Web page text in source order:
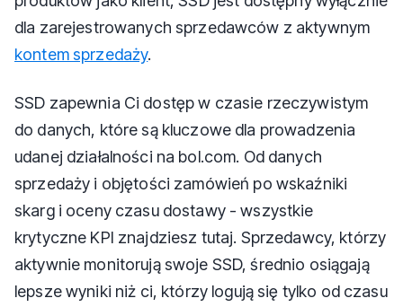
dla zarejestrowanych sprzedawców z aktywnym
kontem sprzedaży.
SSD zapewnia Ci dostęp w czasie rzeczywistym
do danych, które są kluczowe dla prowadzenia
udanej działalności na bol.com. Od danych
sprzedaży i objętości zamówień po wskaźniki
skarg i oceny czasu dostawy - wszystkie
krytyczne KPI znajdziesz tutaj. Sprzedawcy, którzy
aktywnie monitorują swoje SSD, średnio osiągają
lepsze wyniki niż ci, którzy logują się tylko od czasu